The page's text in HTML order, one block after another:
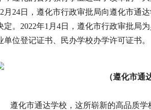
月24日，遵化市行政审批局向遵化市通
定。2022年1月4日，遵化市行政审批局
单位登记证书、民办学校办学许可证书。
（遵化市通
遵化市通达学校，这所崭新的高品质学